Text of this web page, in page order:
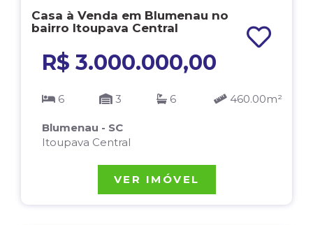
Casa à Venda em Blumenau no
bairro Itoupava Central
R$ 3.000.000,00
6 3 6 460.00m²
Blumenau - SC
Itoupava Central
VER IMÓVEL